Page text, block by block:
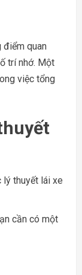
điểm quan
trí nhớ. Một
việc tổng
cần có một